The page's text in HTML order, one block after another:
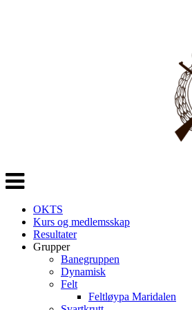
Veksle
navigasjon
OKTS
Kurs og medlemsskap
Resultater
Grupper
Banegruppen
Dynamisk
Felt
Feltløypa Maridalen